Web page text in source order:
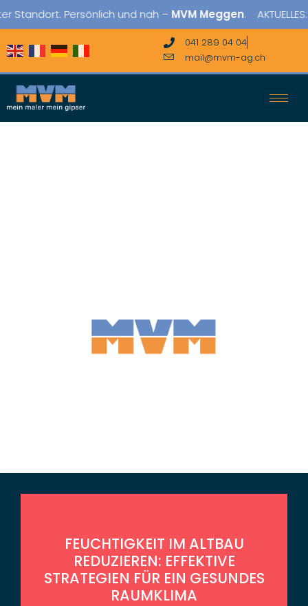
Persönlich und nah –MVM Meggen. AKTUELLES:
041 289 04 04
mail@mvm-ag.ch
FEUCHTIGKEIT IM ALTBAU
REDUZIEREN: EFFEKTIVE
STRATEGIEN FÜR EIN GESUNDES
RAUMKLIMA